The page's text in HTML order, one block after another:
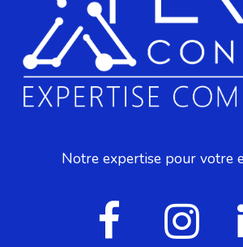
Notre expertise pour votre